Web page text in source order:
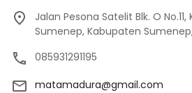
Jalan Pesona Satelit Blk. O
Sumenep, Kabupaten
085931291195
matamadura@gmail.com